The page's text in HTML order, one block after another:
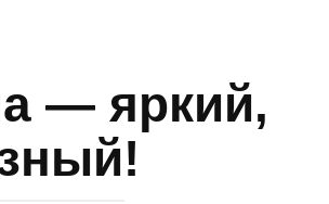
— яркий,